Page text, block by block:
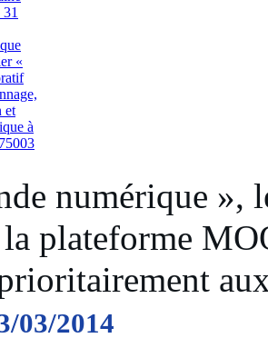
numérique »,
plateforme
03/2014